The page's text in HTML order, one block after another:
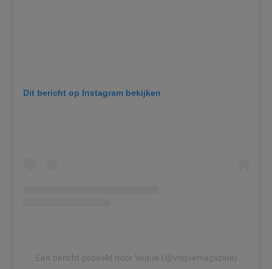
Dit bericht op Instagram bekijken
Een bericht gedeeld door Vogue (@voguemagazine)